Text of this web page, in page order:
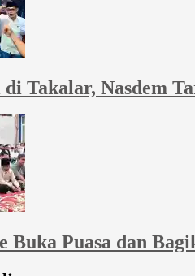
di Takalar, Nasdem
Buka Puasa dan